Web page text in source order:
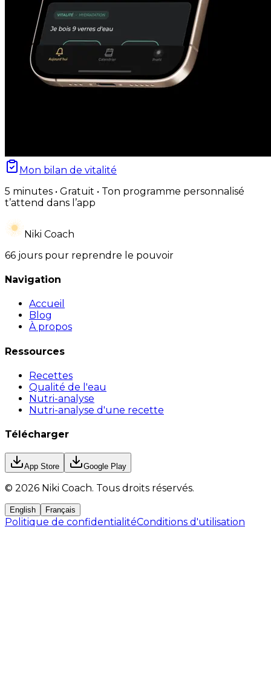
Mon bilan de vitalité
5 minutes • Gratuit • Ton programme personnalisé
t’attend dans l’app
Niki Coach
66 jours pour reprendre le pouvoir
Navigation
Accueil
Blog
À propos
Ressources
Recettes
Qualité de l'eau
Nutri-analyse
Nutri-analyse d'une recette
Télécharger
App Store Google Play
© 2026 Niki Coach. Tous droits réservés.
English Français
Politique de confidentialitéConditions d'utilisation